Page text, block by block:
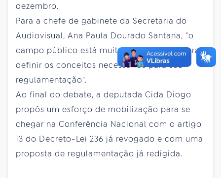
dezembro.
Para a chefe de gabinete da Secretaria do
Audiovisual, Ana Paula Dourado Santana, "o
campo público está muito mais maduro para
definir os conceitos necessários para sua
regulamentação".
Ao final do debate, a deputada Cida Diogo
propôs um esforço de mobilização para se
chegar na Conferência Nacional com o artigo
13 do Decreto-Lei 236 já revogado e com uma
proposta de regulamentação já redigida.